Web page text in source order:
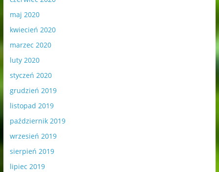
maj 2020
kwiecień 2020
marzec 2020
luty 2020
styczeń 2020
grudzień 2019
listopad 2019
październik 2019
wrzesień 2019
sierpień 2019
lipiec 2019